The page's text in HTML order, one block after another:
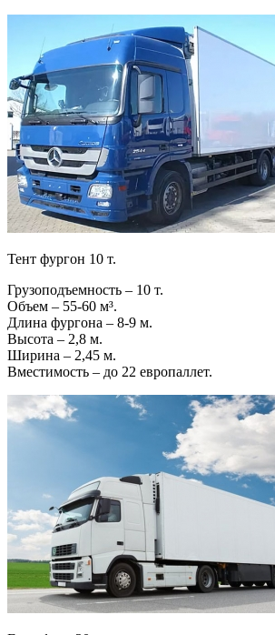
Тент фургон 10 т.
Грузоподъемность – 10 т.
Объем – 55-60 м³.
Длина фургона – 8-9 м.
Высота – 2,8 м.
Ширина – 2,45 м.
Вместимость – до 22 европаллет.